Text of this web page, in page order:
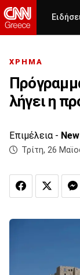
ΧΡΗΜΑ
λήγει η
Επιμέλεια -
Τρίτη, 26